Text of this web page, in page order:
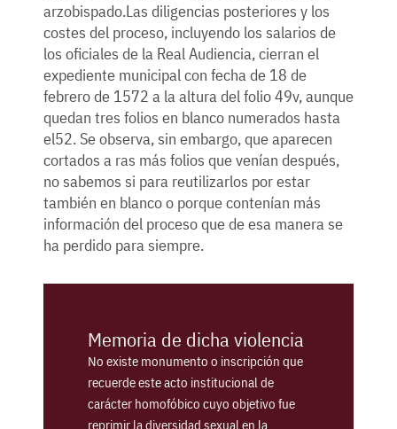
arzobispado.Las diligencias posteriores y los
costes del proceso, incluyendo los salarios de
los oficiales de la Real Audiencia, cierran el
expediente municipal con fecha de 18 de
febrero de 1572 a la altura del folio 49v, aunque
quedan tres folios en blanco numerados hasta
el52. Se observa, sin embargo, que aparecen
cortados a ras más folios que venían después,
no sabemos si para reutilizarlos por estar
también en blanco o porque contenían más
información del proceso que de esa manera se
ha perdido para siempre.
Memoria de dicha violencia
No existe monumento o inscripción que
recuerde este acto institucional de
carácter homofóbico cuyo objetivo fue
reprimir la diversidad sexual en la